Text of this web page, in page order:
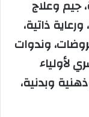
جيم وعلاج
ذاتية،
وندوات
لأولياء
وبدنية،